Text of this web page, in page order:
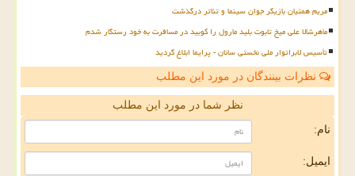
مریم همتیان بازیگر جوان سینما و تئاتر درگذشت
ماهرشالا علی میخ تابوت بلید مارول را کوبید در مسافرت به خود رستگار شدم
تأسیس لابراتوار ملی نخستی سانان - پرایما ابلاغ گردید
نظرات بینندگان در مورد این مطلب
نظر شما در مورد این مطلب
نام:
ایمیل: